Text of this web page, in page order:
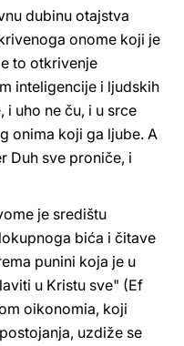
dubinu otajstva
onome koji je
to otkrivenje
inteligencije i ljudskih
uho ne ču, i u srce
onima koji ga ljube. A
Duh sve proniče, i
je središtu
bića i čitave
punini koja je u
u Kristu sve" (Ef
oikonomia, koji
uzdiže se